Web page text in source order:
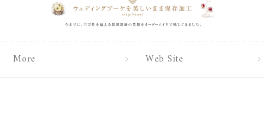
More Web Site